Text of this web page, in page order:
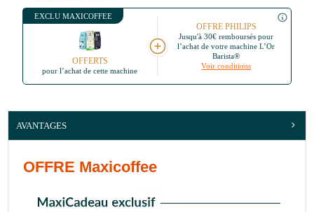
EXCLU MAXICOFFEE
OFFERTS
pour l’achat de cette machine
OFFRE PHILIPS
Jusqu'à 30€ rembourséspour
l’achat de votre machine L’Or
Barista®
Voir conditions
AVANTAGES
OFFRE Maxicoffee